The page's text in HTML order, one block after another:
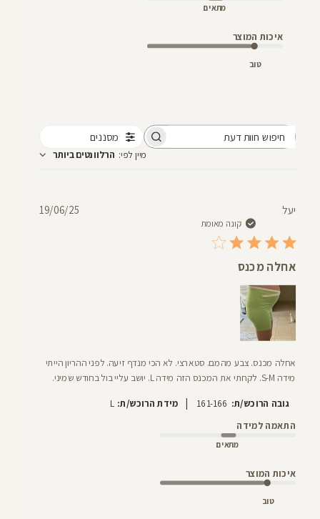
מתאים
איכות המוצר
טוב
מסננים
מיין לפי: הרלוונטים ביותר
יעל
קונה מאומת
אחלה מכנס
אחלה מכנס. צבע מהמם. סטארצי. לא הכי מנדף זיעה. לפני ההריון הייתי
מידה S-M. לקחתי את המכנס הזה מידה L. יושב עליי בול בחודש שמיני.
גובה הרוכש/ת: 161-166
| מידת הרוכש/ת: L
התאמה למידה
מתאים
איכות המוצר
טוב
19/06/25